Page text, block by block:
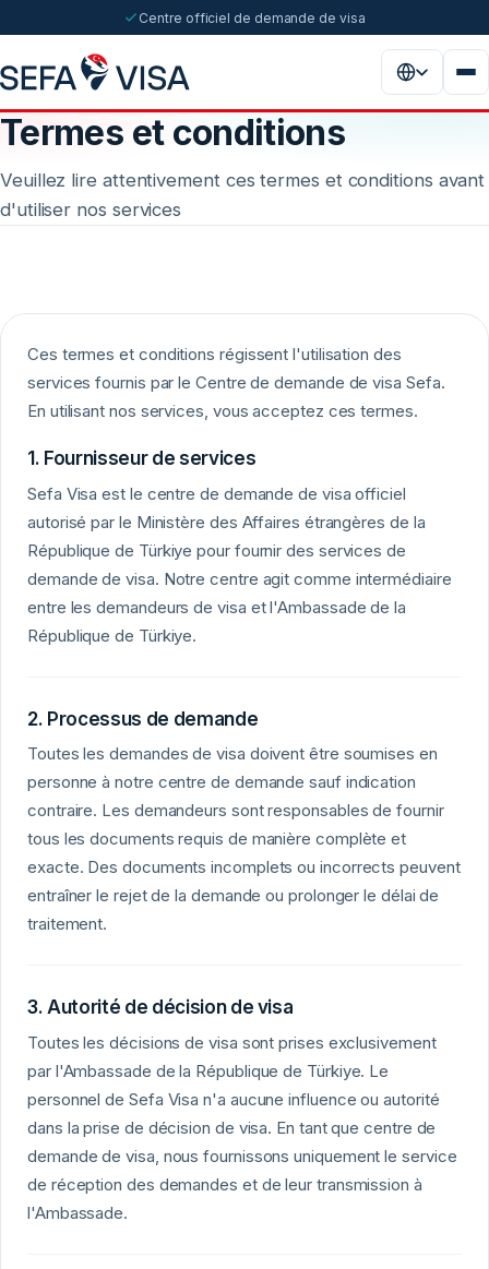
Centre officiel de demande de visa
Termes et conditions
Veuillez lire attentivement ces termes et conditions avant
d'utiliser nos services
Ces termes et conditions régissent l'utilisation des
services fournis par le Centre de demande de visa Sefa.
En utilisant nos services, vous acceptez ces termes.
1. Fournisseur de services
Sefa Visa est le centre de demande de visa officiel
autorisé par le Ministère des Affaires étrangères de la
République de Türkiye pour fournir des services de
demande de visa. Notre centre agit comme intermédiaire
entre les demandeurs de visa et l'Ambassade de la
République de Türkiye.
2. Processus de demande
Toutes les demandes de visa doivent être soumises en
personne à notre centre de demande sauf indication
contraire. Les demandeurs sont responsables de fournir
tous les documents requis de manière complète et
exacte. Des documents incomplets ou incorrects peuvent
entraîner le rejet de la demande ou prolonger le délai de
traitement.
3. Autorité de décision de visa
Toutes les décisions de visa sont prises exclusivement
par l'Ambassade de la République de Türkiye. Le
personnel de Sefa Visa n'a aucune influence ou autorité
dans la prise de décision de visa. En tant que centre de
demande de visa, nous fournissons uniquement le service
de réception des demandes et de leur transmission à
l'Ambassade.